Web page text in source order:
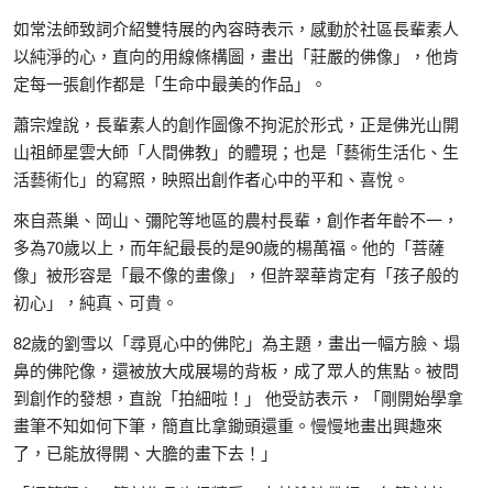
如常法師致詞介紹雙特展的內容時表示，感動於社區長輩素人
以純淨的心，直向的用線條構圖，畫出「莊嚴的佛像」，他肯
定每一張創作都是「生命中最美的作品」。
蕭宗煌說，長輩素人的創作圖像不拘泥於形式，正是佛光山開
山祖師星雲大師「人間佛教」的體現；也是「藝術生活化、生
活藝術化」的寫照，映照出創作者心中的平和、喜悅。
來自燕巢、岡山、彌陀等地區的農村長輩，創作者年齡不一，
多為70歲以上，而年紀最長的是90歲的楊萬福。他的「菩薩
像」被形容是「最不像的畫像」，但許翠華肯定有「孩子般的
初心」，純真、可貴。
82歲的劉雪以「尋覓心中的佛陀」為主題，畫出一幅方臉、塌
鼻的佛陀像，還被放大成展場的背板，成了眾人的焦點。被問
到創作的發想，直說「拍細啦！」 他受訪表示，「剛開始學拿
畫筆不知如何下筆，簡直比拿鋤頭還重。慢慢地畫出興趣來
了，已能放得開、大膽的畫下去！」